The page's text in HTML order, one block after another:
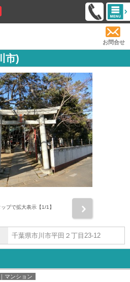
お問合せ
市)
プで拡大表示【1/1】
千葉県市川市平田２丁目23-12
マンション